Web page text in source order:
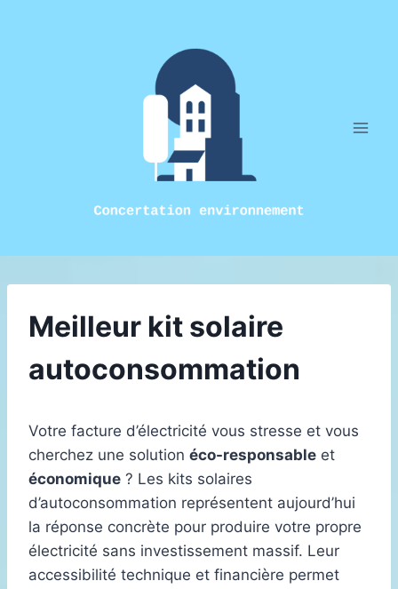
Meilleur kit solaire
autoconsommation
Votre facture d’électricité vous stresse et vous
cherchez une solution éco-responsable et
économique ? Les kits solaires
d’autoconsommation représentent aujourd’hui
la réponse concrète pour produire votre propre
électricité sans investissement massif. Leur
accessibilité technique et financière permet